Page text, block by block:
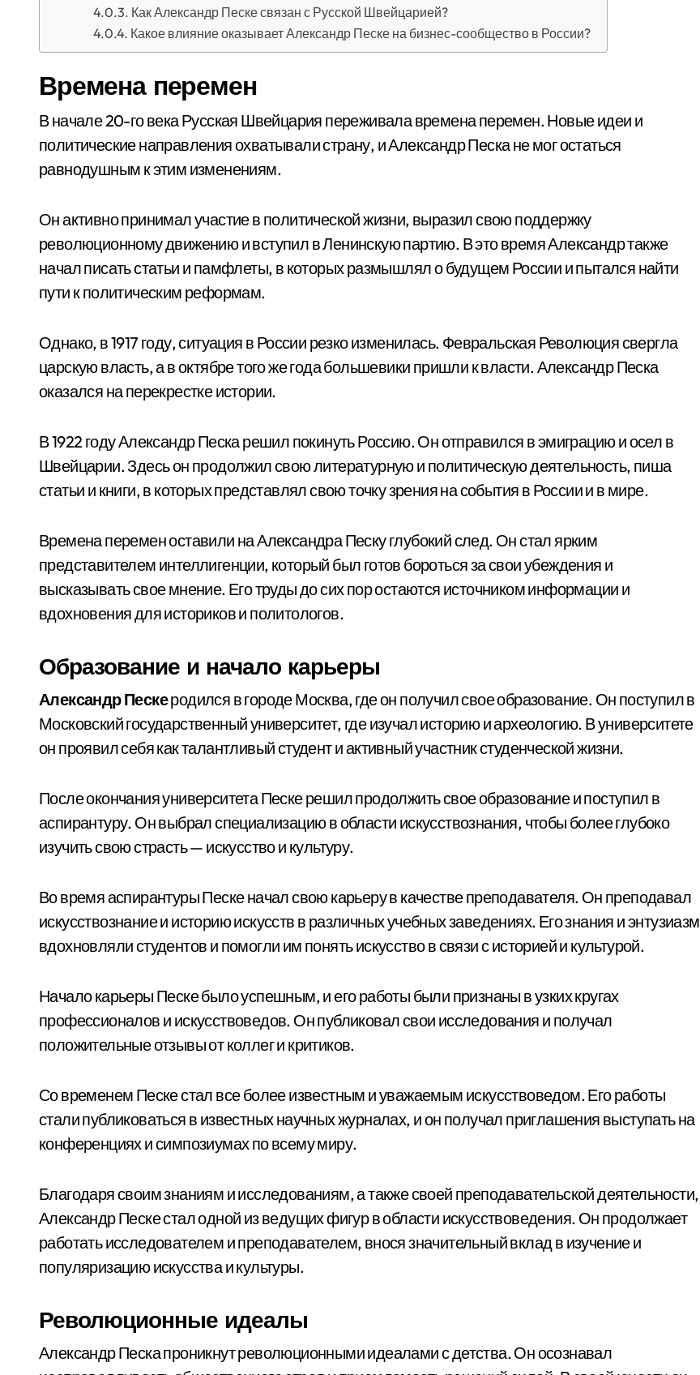
Как Александр Песке связан с Русской Швейцарией?
Какое влияние оказывает Александр Песке на бизнес-сообщество в России?
Времена перемен
В начале 20-го века Русская Швейцария переживала времена перемен. Новые идеи и
политические направления охватывали страну, и Александр Песка не мог остаться
равнодушным к этим изменениям.
Он активно принимал участие в политической жизни, выразил свою поддержку
революционному движению и вступил в Ленинскую партию. В это время Александр также
начал писать статьи и памфлеты, в которых размышлял о будущем России и пытался найти
пути к политическим реформам.
Однако, в 1917 году, ситуация в России резко изменилась. Февральская Революция свергла
царскую власть, а в октябре того же года большевики пришли к власти. Александр Песка
оказался на перекрестке истории.
В 1922 году Александр Песка решил покинуть Россию. Он отправился в эмиграцию и осел в
Швейцарии. Здесь он продолжил свою литературную и политическую деятельность, пиша
статьи и книги, в которых представлял свою точку зрения на события в России и в мире.
Времена перемен оставили на Александра Песку глубокий след. Он стал ярким
представителем интеллигенции, который был готов бороться за свои убеждения и
высказывать свое мнение. Его труды до сих пор остаются источником информации и
вдохновения для историков и политологов.
Образование и начало карьеры
Александр Пескеродился в городе Москва, где он получил свое образование. Он поступил в
Московский государственный университет, где изучал историю и археологию. В университете
он проявил себя как талантливый студент и активный участник студенческой жизни.
После окончания университета Песке решил продолжить свое образование и поступил в
аспирантуру. Он выбрал специализацию в области искусствознания, чтобы более глубоко
изучить свою страсть — искусство и культуру.
Во время аспирантуры Песке начал свою карьеру в качестве преподавателя. Он преподавал
искусствознание и историю искусств в различных учебных заведениях. Его знания и энтузиазм
вдохновляли студентов и помогли им понять искусство в связи с историей и культурой.
Начало карьеры Песке было успешным, и его работы были признаны в узких кругах
профессионалов и искусствоведов. Он публиковал свои исследования и получал
положительные отзывы от коллег и критиков.
Со временем Песке стал все более известным и уважаемым искусствоведом. Его работы
стали публиковаться в известных научных журналах, и он получал приглашения выступать на
конференциях и симпозиумах по всему миру.
Благодаря своим знаниям и исследованиям, а также своей преподавательской деятельности,
Александр Песке стал одной из ведущих фигур в области искусствоведения. Он продолжает
работать исследователем и преподавателем, внося значительный вклад в изучение и
популяризацию искусства и культуры.
Революционные идеалы
Александр Песка проникнут революционными идеалами с детства. Он осознавал